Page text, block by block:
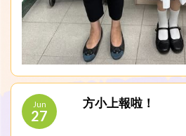
Jun
27
方小上報啦！